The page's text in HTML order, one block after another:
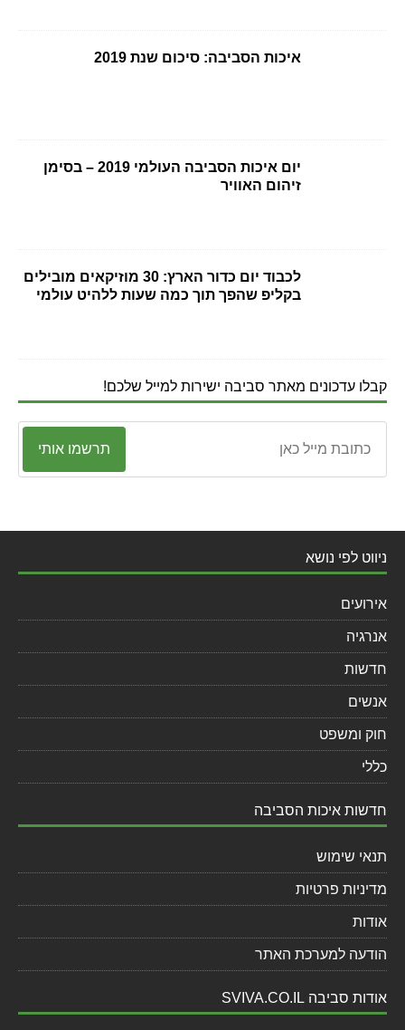
איכות הסביבה: סיכום שנת 2019
יום איכות הסביבה העולמי 2019 – בסימן
זיהום האוויר
לכבוד יום כדור הארץ: 30 מוזיקאים מובילים
בקליפ שהפך תוך כמה שעות ללהיט עולמי
קבלו עדכונים מאתר סביבה ישירות למייל שלכם!
תרשמו אותי
ניווט לפי נושא
אירועים
אנרגיה
חדשות
אנשים
חוק ומשפט
כללי
חדשות איכות הסביבה
תנאי שימוש
מדיניות פרטיות
אודות
הודעה למערכת האתר
אודות סביבה SVIVA.CO.IL